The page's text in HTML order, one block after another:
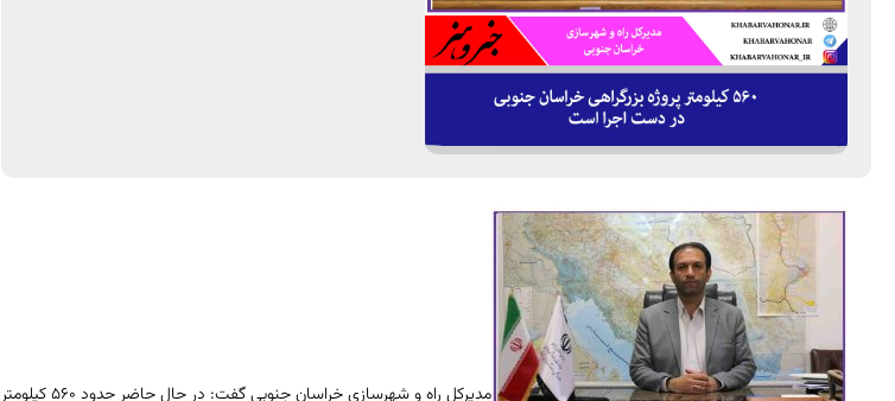
مدیرکل راه و شهرسازی خراسان جنوبی گفت: در حال حاضر حدود ۵۶۰ کیلومتر